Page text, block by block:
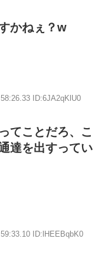
かねぇ？w
ID:6JA2qKlU0
てことだろ、こ
達を出すってい
ID:lHEEBqbK0